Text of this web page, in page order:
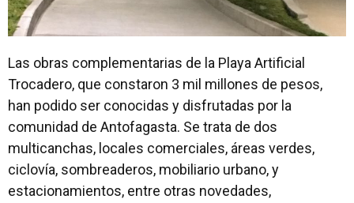
Las obras complementarias de la Playa Artificial
Trocadero, que constaron 3 mil millones de pesos,
han podido ser conocidas y disfrutadas por la
comunidad de Antofagasta. Se trata de dos
multicanchas, locales comerciales, áreas verdes,
ciclovía, sombreaderos, mobiliario urbano, y
estacionamientos, entre otras novedades,